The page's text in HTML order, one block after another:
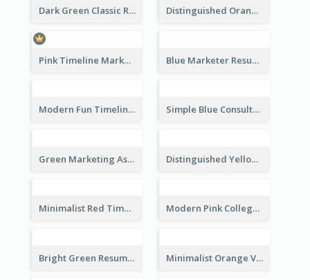
Dark Green Classic Resume Distinguished Orange College Student Resume
Pink Timeline Marketing Designer Resume Blue Marketer Resume
Modern Fun Timeline Orange Resume Simple Blue Consultant Resume
Green Marketing Assistant Resume Distinguished Yellow Resume
Minimalist Red Timeline Sales Marketing Resume Modern Pink College Student Resume
Bright Green Resume Minimalist Orange Vintage Resume